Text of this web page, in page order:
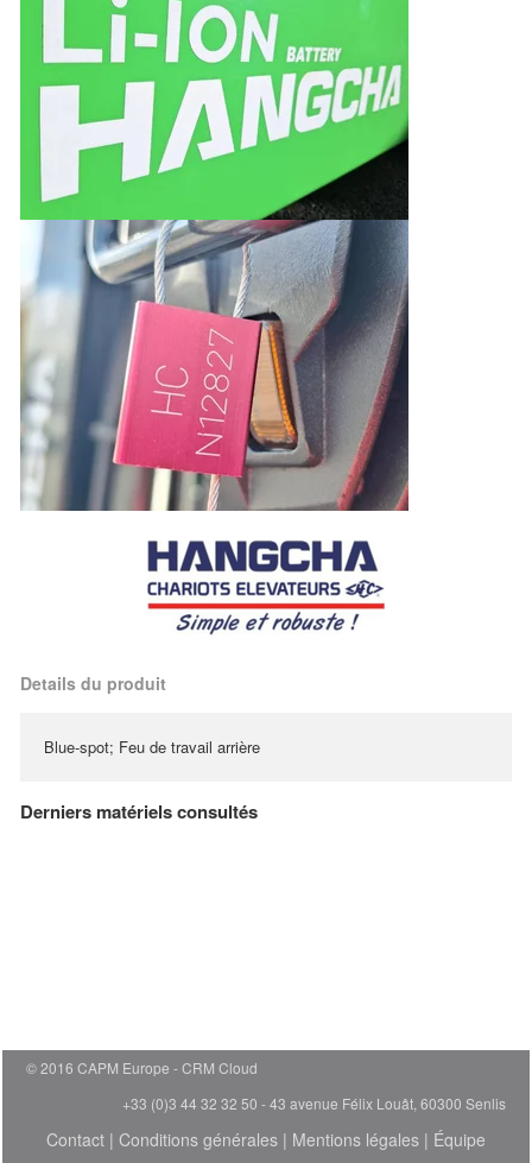
Details du produit
Blue-spot; Feu de travail arrière
Derniers matériels consultés
© 2016 CAPM Europe
CRM Cloud
+33 (0)3 44 32 32 50 - 43 avenue Félix Louât, 60300 Senlis
Contact | Conditions générales | Mentions légales | Équipe